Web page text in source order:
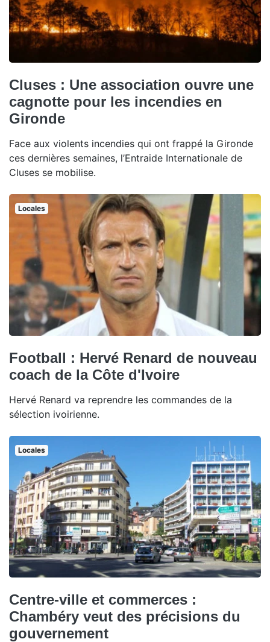
Cluses : Une association ouvre une
cagnotte pour les incendies en
Gironde
Face aux violents incendies qui ont frappé la Gironde
ces dernières semaines, l’Entraide Internationale de
Cluses se mobilise.
Locales
Football : Hervé Renard de nouveau
coach de la Côte d'Ivoire
Hervé Renard va reprendre les commandes de la
sélection ivoirienne.
Locales
Centre-ville et commerces :
Chambéry veut des précisions du
gouvernement